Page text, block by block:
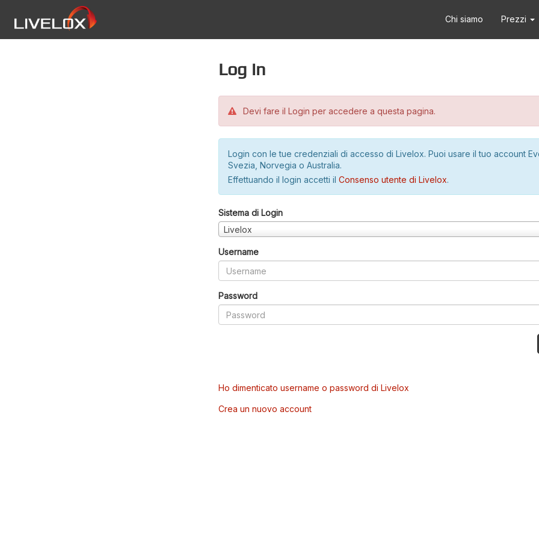
Chi siamo Prezzi
Log in
Devi fare il Login per accedere a questa pagina.
Login con le tue credenziali di accesso di Livelox. Puoi usare il tuo account
Svezia, Norvegia o Australia.
Effettuando il login accetti il Consenso utente di Livelox.
Sistema di Login
Livelox
Username
Password
Ho dimenticato username o password di Livelox
Crea un nuovo account